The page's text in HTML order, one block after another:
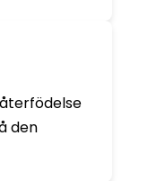
den